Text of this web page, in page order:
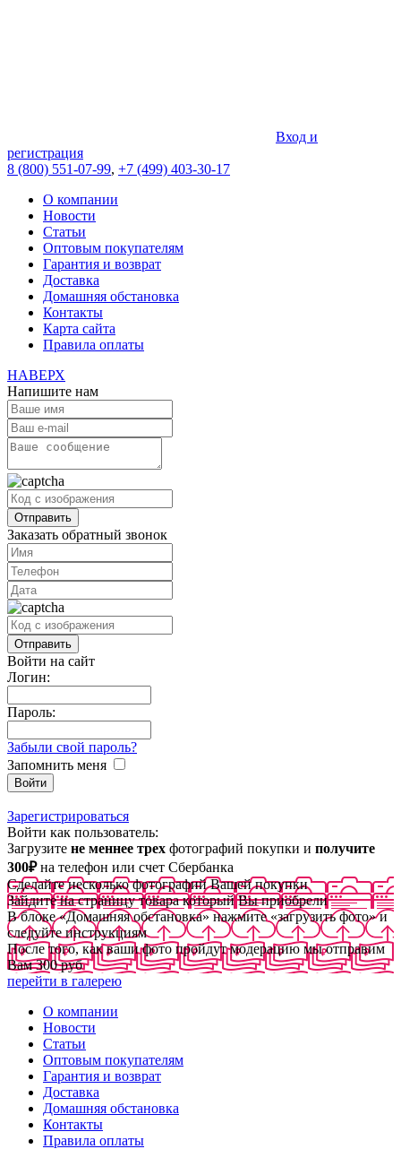
Вход и
регистрация
8 (800) 551-07-99, +7 (499) 403-30-17
О компании
Новости
Статьи
Оптовым покупателям
Гарантия и возврат
Доставка
Домашняя обстановка
Контакты
Карта сайта
Правила оплаты
НАВЕРХ
Напишите нам
Заказать обратный звонок
Войти на сайт
Логин:
Пароль:
Забыли свой пароль?
Запомнить меня
Зарегистрироваться
Войти как пользователь:
Загрузите не меннее трех фотографий покупки и получите
300₽на телефон или счет Сбербанка
Сделайте несколько фотографий Вашей покупки
Зайдите на страницу товара который Вы приобрели
В блоке «Домашняя обстановка» нажмите «загрузить фото» и
следуйте инструкциям
После того, как ваши фото пройдут модерацию мы отправим
Вам 300 руб
перейти в галерею
О компании
Новости
Статьи
Оптовым покупателям
Гарантия и возврат
Доставка
Домашняя обстановка
Контакты
Правила оплаты